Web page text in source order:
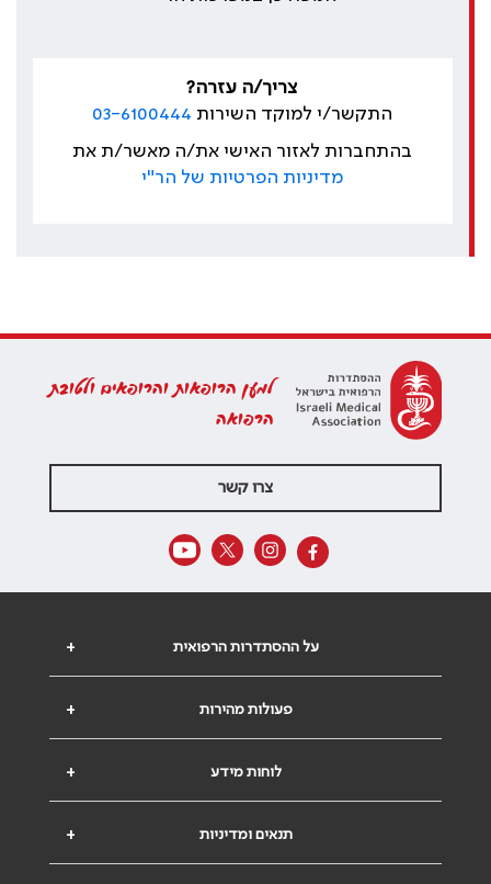
צריך/ה עזרה?
התקשר/י למוקד השירות 03-6100444
בהתחברות לאזור האישי את/ה מאשר/ת את
מדיניות הפרטיות של הר"י
למען הרופאות והרופאים ולטובת
הרפואה
צרו קשר
+ על ההסתדרות הרפואית
+ פעולות מהירות
+ לוחות מידע
+ תנאים ומדיניות